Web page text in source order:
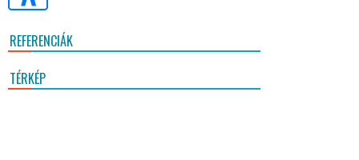
REFERENCIÁK
TÉRKÉP